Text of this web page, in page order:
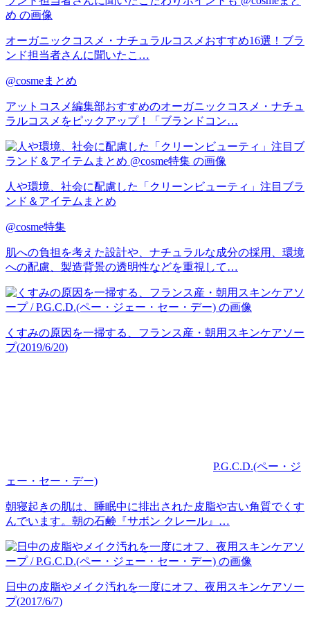
オーガニックコスメ・ナチュラルコスメおすすめ16選！ブラ
ンド担当者さんに聞いたこ…
@cosmeまとめ
アットコスメ編集部おすすめのオーガニックコスメ・ナチュ
ラルコスメをピックアップ！「ブランドコン…
人や環境、社会に配慮した「クリーンビューティ」注目ブラ
ンド＆アイテムまとめ
@cosme特集
肌への負担を考えた設計や、ナチュラルな成分の採用、環境
への配慮、製造背景の透明性などを重視して…
くすみの原因を一掃する、フランス産・朝用スキンケアソー
プ(2019/6/20)
P.G.C.D.(ペー・ジ
ェー・セー・デー)
朝寝起きの肌は、睡眠中に排出された皮脂や古い角質でくす
んでいます。朝の石鹸『サボン クレール』…
日中の皮脂やメイク汚れを一度にオフ、夜用スキンケアソー
プ(2017/6/7)